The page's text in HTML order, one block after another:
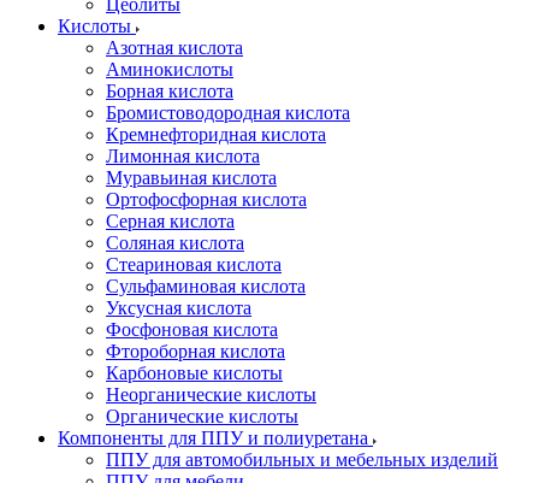
Цеолиты
Кислоты
Азотная кислота
Аминокислоты
Борная кислота
Бромистоводородная кислота
Кремнефторидная кислота
Лимонная кислота
Муравьиная кислота
Ортофосфорная кислота
Серная кислота
Соляная кислота
Стеариновая кислота
Сульфаминовая кислота
Уксусная кислота
Фосфоновая кислота
Фтороборная кислота
Карбоновые кислоты
Неорганические кислоты
Органические кислоты
Компоненты для ППУ и полиуретана
ППУ для автомобильных и мебельных изделий